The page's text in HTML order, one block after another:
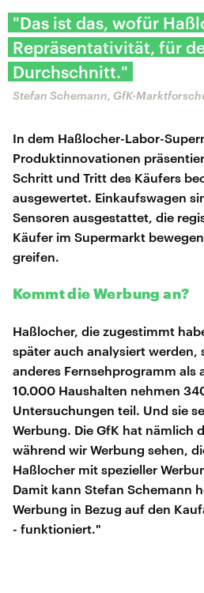
"Das ist das, wofür
Repräsentativität, für
Durchschnitt."
Stefan Schemann, GfK-
In dem Haßlocher-Labor-
Produktinnovationen
Schritt und Tritt des Käufers
ausgewertet. Einkaufswagen
Sensoren ausgestattet, die
Käufer im Supermarkt
greifen.
Kommt die Werbung an?
Haßlocher, die zugestimmt
später auch analysiert werden,
anderes Fernsehprogramm als
10.000 Haushalten nehmen
Untersuchungen teil. Und sie
Werbung. Die GfK hat nämlich
während wir Werbung sehen,
Haßlocher mit spezieller
Damit kann Stefan Schemann
Werbung in Bezug auf den
- funktioniert."